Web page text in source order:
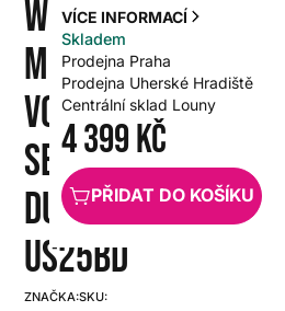
WMS40
MINI2
VOCAL
SET
DUAL
US25BD
ZNAČKA:SKU:
VÍCE INFORMACÍ
Skladem
Prodejna Praha
Prodejna Uherské Hradiště
Centrální sklad Louny
4 399 Kč
PŘIDAT DO KOŠÍKU